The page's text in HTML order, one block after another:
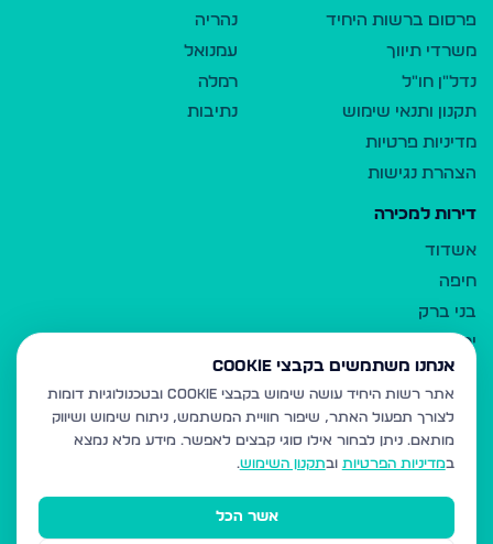
פרסום ברשות היחיד
משרדי תיווך
נדל"ן חו"ל
תקנון ותנאי שימוש
מדיניות פרטיות
הצהרת נגישות
נהריה
עמנואל
רמלה
נתיבות
דירות למכירה
אשדוד
חיפה
בני ברק
ירושלים
אלעד
גבעת זאב
בית שמש
רכסים
מודיעין עילית
אנחנו משתמשים בקבצי Cookie
אתר רשות היחיד עושה שימוש בקבצי Cookie ובטכנולוגיות דומות
לצורך תפעול האתר, שיפור חוויית המשתמש, ניתוח שימוש ושיווק
מותאם. ניתן לבחור אילו סוגי קבצים לאפשר. מידע מלא נמצא
במדיניות הפרטיות ובתקנון השימוש.
אשר הכל